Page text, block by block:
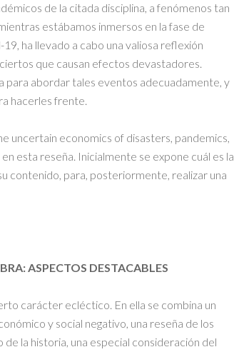
de la citada disciplina, a fenómenos tan
estábamos inmersos en la fase de
ha llevado a cabo una valiosa reflexión
que causan efectos devastadores.
para abordar tales eventos adecuadamente, y
hacerles frente.
uncertain economics of disasters, pandemics,
esta reseña. Inicialmente se expone cuál es la
contenido, para, posteriormente, realizar una
ASPECTOS DESTACABLES
carácter ecléctico. En ella se combina un
y social negativo, una reseña de los
la historia, una especial consideración del